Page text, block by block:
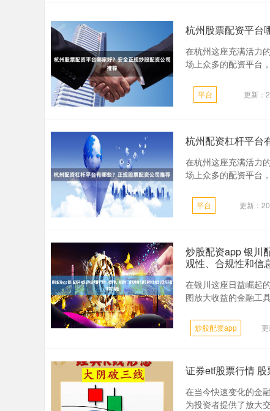
杭州股票配资平台
在杭州这座充满活力
场上众多的配资平台
平台 更新：
杭州配资杠杆平台
在杭州这座充满活力
场上众多的配资平台
平台 更新：
炒股配资app 银川
观性、合规性和信
在银川这座日益崛起
图放大收益的金融工
炒股配资app
证券etf股票行情
在当今快速变化的金
为投资者提供了放大